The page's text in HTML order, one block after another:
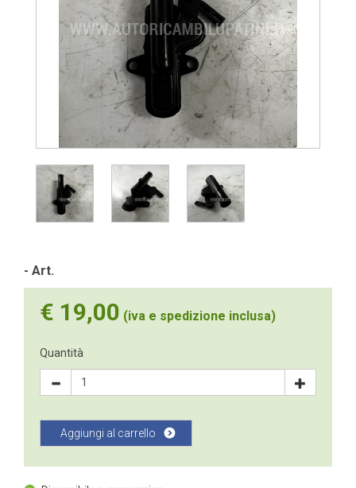
- Art.
€ 19,00 (iva e spedizione inclusa)
Quantità
Aggiungi al carrello